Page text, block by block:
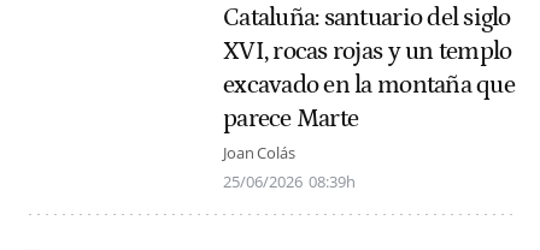
Cataluña: santuario del siglo
XVI, rocas rojas y un templo
excavado en la montaña que
parece Marte
Joan Colás
25/06/2026 08:39h